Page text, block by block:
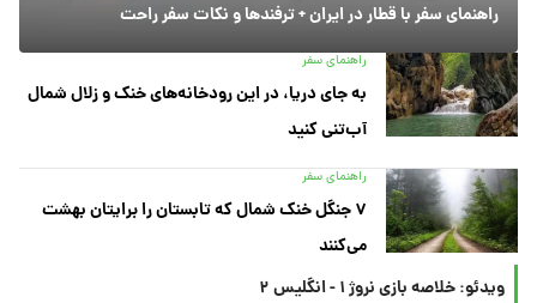
راهنمای سفر با قطار در ایران + ترفندها و نکات سفر راحت
راهنمای سفر
به جای دریا، در این رودخانه‌های خنک و زلال شمال
آب‌تنی کنید
راهنمای سفر
۷ جنگل خنک شمال که تابستان را برایتان بهشت
می‌کنند
ویدئو: خلاصه بازی نروژ ۱ - انگلیس ۲